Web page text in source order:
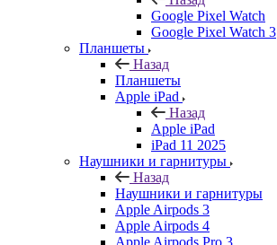
Google Pixel Watch
Google Pixel Watch 3
Планшеты
Назад
Планшеты
Apple iPad
Назад
Apple iPad
iPad 11 2025
Наушники и гарнитуры
Назад
Наушники и гарнитуры
Apple Airpods 3
Apple Airpods 4
Apple Airpods Pro 3